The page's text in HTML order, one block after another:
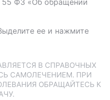
55 ФЗ «Об обращении
ее и нажмите
В СПРАВОЧНЫХ
САМОЛЕЧЕНИЕМ. ПРИ
ОБРАЩАЙТЕСЬ К